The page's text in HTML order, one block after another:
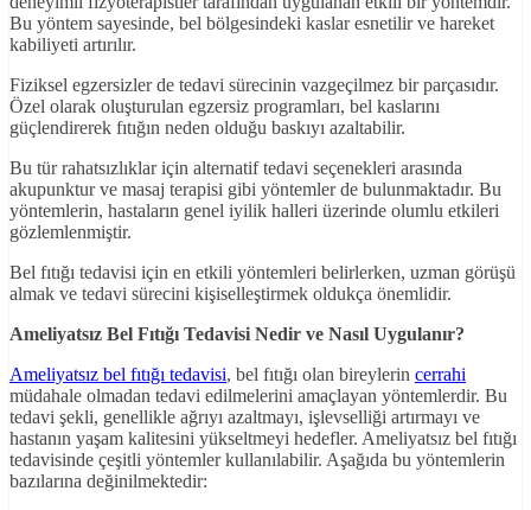
Bu yöntem sayesinde, bel bölgesindeki kaslar esnetilir ve hareket
kabiliyeti artırılır.
Fiziksel egzersizler de tedavi sürecinin vazgeçilmez bir parçasıdır.
Özel olarak oluşturulan egzersiz programları, bel kaslarını
güçlendirerek fıtığın neden olduğu baskıyı azaltabilir.
Bu tür rahatsızlıklar için alternatif tedavi seçenekleri arasında
akupunktur ve masaj terapisi gibi yöntemler de bulunmaktadır. Bu
yöntemlerin, hastaların genel iyilik halleri üzerinde olumlu etkileri
gözlemlenmiştir.
Bel fıtığı tedavisi için en etkili yöntemleri belirlerken, uzman görüşü
almak ve tedavi sürecini kişiselleştirmek oldukça önemlidir.
Ameliyatsız Bel Fıtığı Tedavisi Nedir ve Nasıl Uygulanır?
Ameliyatsız bel fıtığı tedavisi, bel fıtığı olan bireylerin cerrahi
müdahale olmadan tedavi edilmelerini amaçlayan yöntemlerdir. Bu
tedavi şekli, genellikle ağrıyı azaltmayı, işlevselliği artırmayı ve
hastanın yaşam kalitesini yükseltmeyi hedefler. Ameliyatsız bel fıtığı
tedavisinde çeşitli yöntemler kullanılabilir. Aşağıda bu yöntemlerin
bazılarına değinilmektedir: